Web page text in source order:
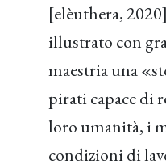
[elèuthera,
illustrato con
maestria una
pirati capace di
loro umanità, i
condizioni di